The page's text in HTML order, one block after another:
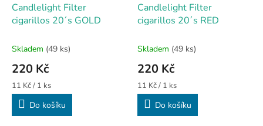
Candlelight Filter
cigarillos 20´s GOLD
Skladem (49 ks)
220 Kč
Měrná
cena:
11 Kč / 1 ks
Do košíku
Candlelight Filter
cigarillos 20´s RED
Skladem (49 ks)
220 Kč
Měrná
cena:
11 Kč / 1 ks
Do košíku